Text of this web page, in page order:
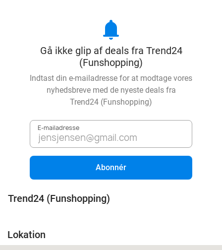
notifications
Gå ikke glip af deals fra Trend24
(Funshopping)
Indtast din e-mailadresse for at modtage vores
nyhedsbreve med de nyeste deals fra
Trend24 (Funshopping)
E-mailadresse
Abonnér
Trend24 (Funshopping)
Lokation